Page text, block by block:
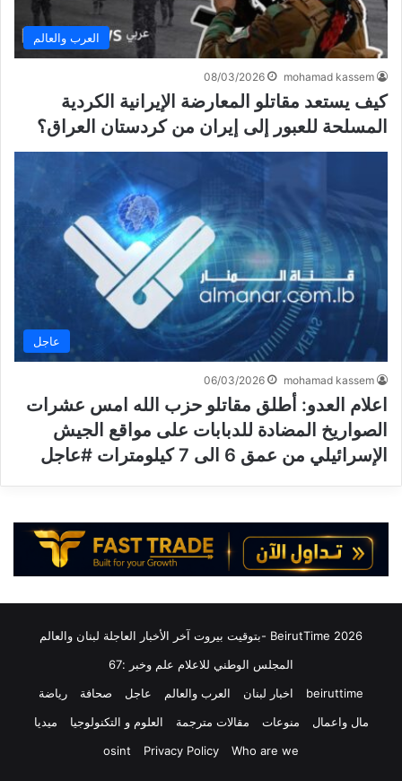
العرب والعالم
mohamad kassem
08/03/2026
كيف يستعد مقاتلو المعارضة الإيرانية الكردية
المسلحة للعبور إلى إيران من كردستان العراق؟
عاجل
mohamad kassem
06/03/2026
اعلام العدو: أطلق مقاتلو حزب الله امس عشرات
الصواريخ المضادة للدبابات على مواقع الجيش
الإسرائيلي من عمق 6 الى 7 كيلومترات #عاجل
2026 BeirutTime -بتوقيت بيروت آخر الأخبار العاجلة لبنان والعالم
المجلس الوطني للاعلام علم وخبر :67
beiruttime
اخبار لبنان العرب والعالم عاجل صحافة
رياضة
مال واعمال
منوعات مقالات مترجمة العلوم و التكنولوجيا
ميديا
Who are we
Privacy Policy
osint